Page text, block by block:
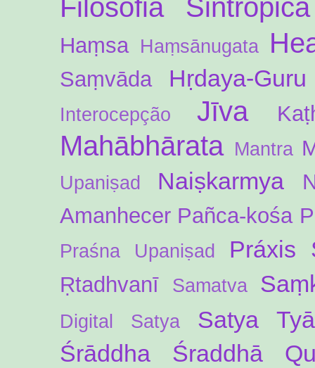
Filosofia Sintrópica
Haṃsa Haṃsānugata
Saṃvāda Hṛdaya-Guru
Interocepção Jīva
Mahābhārata Mantra
Upaniṣad Naiṣkarmya
Amanhecer Pañca-kośa
Praśna Upaniṣad Práxis
Ṛtadhvanī Samatva
Digital Satya
Satya
Śrāddha
Śraddhā